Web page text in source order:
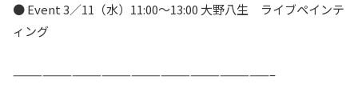
● Event 3／11（水）11:00〜13:00 大野八生 ライブペインテ
ィング
——————————————————————————–